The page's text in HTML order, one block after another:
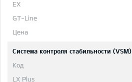
Система контроля стабильности (VSM)